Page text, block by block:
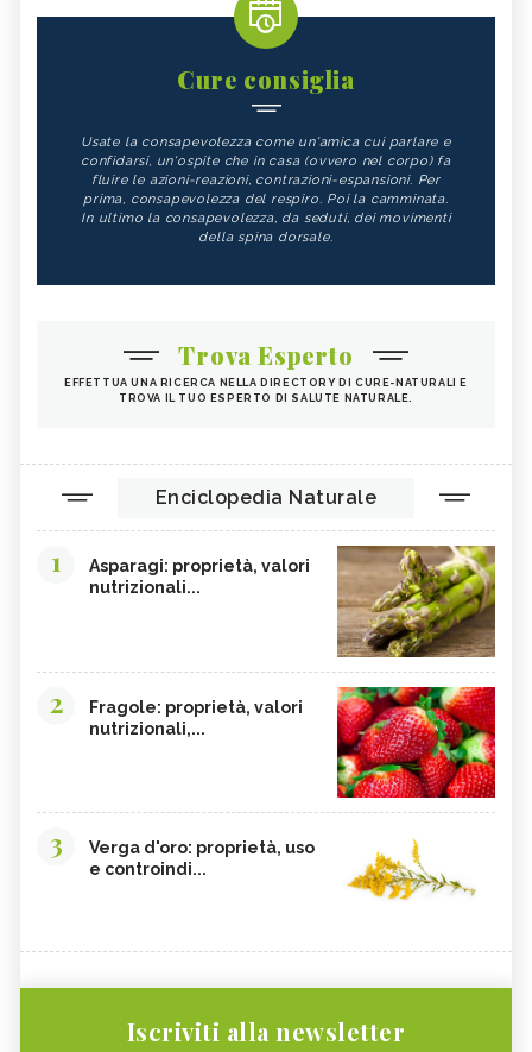
Cure consiglia
Usate la consapevolezza come un'amica cui parlare e
confidarsi, un'ospite che in casa (ovvero nel corpo) fa
fluire le azioni-reazioni, contrazioni-espansioni. Per
prima, consapevolezza del respiro. Poi la camminata.
In ultimo la consapevolezza, da seduti, dei movimenti
della spina dorsale.
Trova Esperto
EFFETTUA UNA RICERCA NELLA DIRECTORY DI CURE-NATURALI E
TROVA IL TUO ESPERTO DI SALUTE NATURALE.
Enciclopedia Naturale
1
Asparagi: proprietà, valori
nutrizionali...
2
Fragole: proprietà, valori
nutrizionali,...
3
Verga d'oro: proprietà, uso
e controindi...
Iscriviti alla newsletter